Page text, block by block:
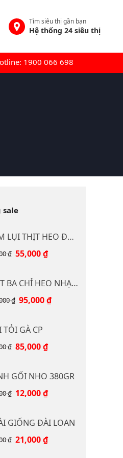
Tìm siêu thị gần bạn
Hệ thống 24 siêu thị
1900 066 698
sale
NEM LỤI THỊT HEO ĐB CP 400G
₫ Giá
60,000 ₫.
55,000₫Giá
là:
55,000 ₫.
THỊT BA CHỈ HEO NHẠP KHẨU
₫ Giá
110,000 ₫.
95,000₫Giá
GÀ CP
₫ Giá
92,000 ₫.
85,000₫Giá
là:
85,000 ₫.
GỐI NHO 380GR
₫ Giá
15,000 ₫.
12,000₫Giá
là:
12,000 ₫.
GIỐNG ĐÀI LOAN
₫ Giá
21,000₫Giá